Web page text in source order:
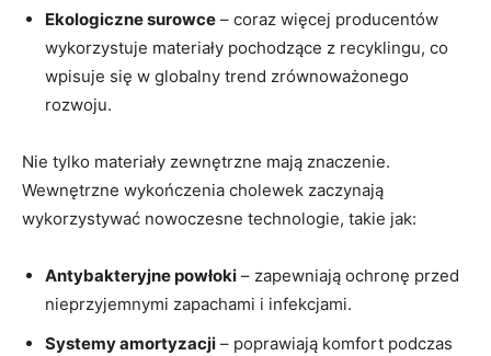
Ekologiczne surowce – coraz więcej producentów
wykorzystuje materiały pochodzące z recyklingu, co
wpisuje się w globalny trend zrównoważonego
rozwoju.
Nie tylko materiały zewnętrzne mają znaczenie.
Wewnętrzne wykończenia cholewek zaczynają
wykorzystywać nowoczesne technologie, takie jak:
Antybakteryjne powłoki – zapewniają ochronę przed
nieprzyjemnymi zapachami i infekcjami.
Systemy amortyzacji – poprawiają komfort podczas